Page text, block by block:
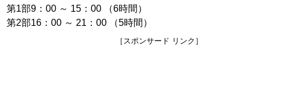
第1部9：00 ～ 15：00 （6時間）
第2部16：00 ～ 21：00 （5時間）
［スポンサード リンク］